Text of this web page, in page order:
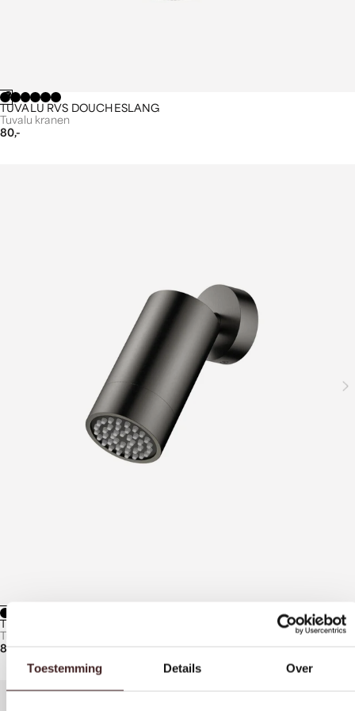
Toestemming Details Over
TUVALU RVS DOUCHESLANG
Tuvalu kranen
80,-
TUVALU SPOTDOUCHE
Tuvalu kranen
823,-